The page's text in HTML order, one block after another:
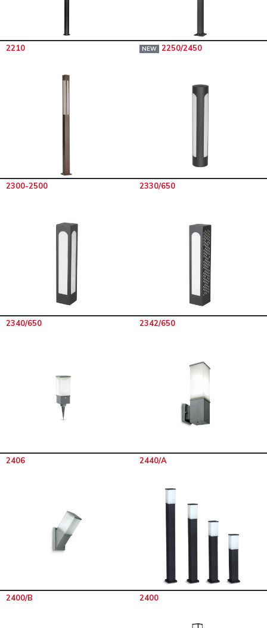
2210 NEW 2250/2450
2300-2500 2330/650
2340/650 2342/650
2406 2440/A
2400/B 2400